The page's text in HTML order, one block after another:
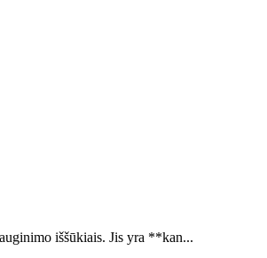
iššūkiais. Jis yra **kan...